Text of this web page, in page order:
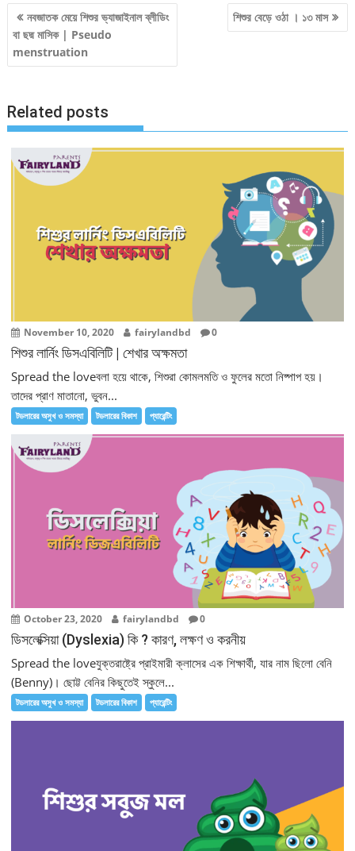
Post
navigation
নবজাতক মেয়ে শিশুর ভ্যাজাইনাল ব্লীডিং
বা ছদ্ম মাসিক | Pseudo
menstruation
শিশুর বেড়ে ওঠা । ১৩ মাস
Related posts
November 10, 2020 fairylandbd 0
শিশুর লার্নিং ডিসএবিলিটি | শেখার অক্ষমতা
Spread the loveবলা হয়ে থাকে, শিশুরা কোমলমতি ও ফুলের মতো নিষ্পাপ হয়।
তাদের প্রাণ মাতানো, ভুবন...
টডলারের অসুখ ও সমস্যা টডলারের বিকাশ প্যারেন্টিং
October 23, 2020 fairylandbd 0
ডিসলেক্সিয়া (Dyslexia) কি ? কারণ, লক্ষণ ও করনীয়
Spread the loveযুক্তরাষ্ট্রে প্রাইমারী ক্লাসের এক শিক্ষার্থী, যার নাম ছিলো বেনি
(Benny)। ছোট্ট বেনির কিছুতেই স্কুলে...
টডলারের অসুখ ও সমস্যা টডলারের বিকাশ প্যারেন্টিং